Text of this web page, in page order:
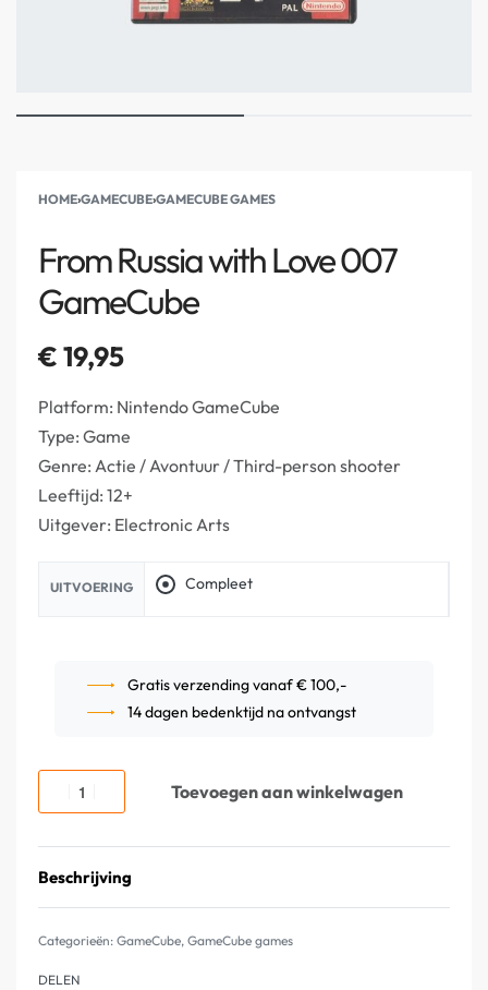
HOME›GAMECUBE›GAMECUBE GAMES
From Russia with Love 007
GameCube
€19,95
Platform: Nintendo GameCube
Type: Game
Genre: Actie / Avontuur / Third-person shooter
Leeftijd: 12+
Uitgever: Electronic Arts
UITVOERING Compleet
Gratis verzending vanaf € 100,-
14 dagen bedenktijd na ontvangst
Toevoegen aan winkelwagen
Beschrijving
Categorieën: GameCube, GameCube games
DELEN